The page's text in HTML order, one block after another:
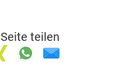
Seite teilen